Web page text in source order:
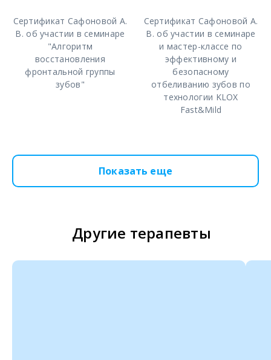
Сертификат Сафоновой А.
В. об участии в семинаре
"Алгоритм
восстановления
фронтальной группы
зубов"
Сертификат Сафоновой А.
В. об участии в семинаре
и мастер-классе по
эффективному и
безопасному
отбеливанию зубов по
технологии KLOX
Fast&Mild
Показать еще
Другие терапевты